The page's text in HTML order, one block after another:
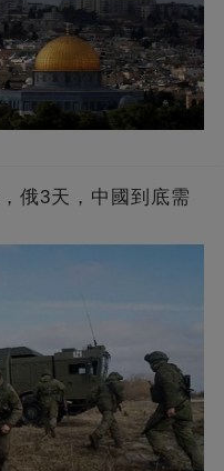
俄3天，中國到底需